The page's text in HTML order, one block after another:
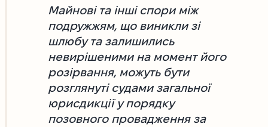
Майнові та інші спори між
подружжям, що виникли зі
шлюбу та залишились
невирішеними на момент його
розірвання, можуть бути
розглянуті судами загальної
юрисдикції у порядку
позовного провадження за